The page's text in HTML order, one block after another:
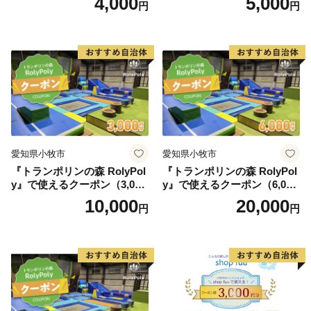
円 円
愛知県小牧市
『トランポリンの森 RolyPol
y』で使えるクーポン（3,000
10,000円
愛知県小牧市
『トランポリンの森 RolyPol
y』で使えるクーポン（6,000
20,000円